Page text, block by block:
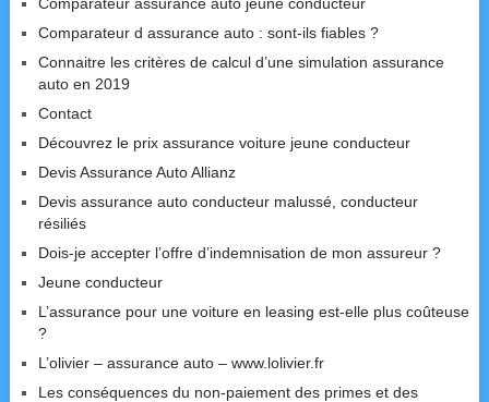
Comparateur d assurance auto : sont-ils fiables ?
Connaitre les critères de calcul d’une simulation assurance
auto en 2019
Contact
Découvrez le prix assurance voiture jeune conducteur
Devis Assurance Auto Allianz
Devis assurance auto conducteur malussé, conducteur
résiliés
Dois-je accepter l’offre d’indemnisation de mon assureur ?
Jeune conducteur
L’assurance pour une voiture en leasing est-elle plus coûteuse
?
L’olivier – assurance auto – www.lolivier.fr
Les conséquences du non-paiement des primes et des